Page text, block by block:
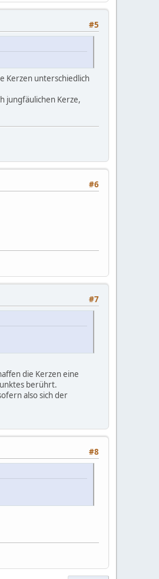
#5
Kerzen unterschiedlich
jungfäulichen Kerze,
#6
#7
die Kerzen eine
berührt.
also sich der
#8